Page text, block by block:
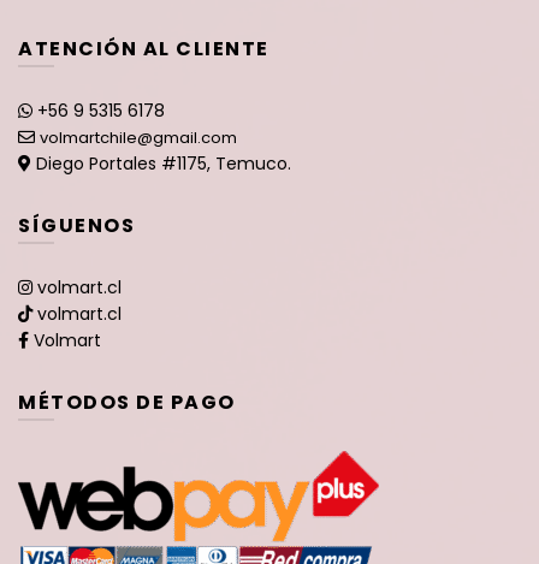
ATENCIÓN AL CLIENTE
+56 9 5315 6178
volmartchile@gmail.com
Diego Portales #1175, Temuco.
SÍGUENOS
volmart.cl
volmart.cl
Volmart
MÉTODOS DE PAGO